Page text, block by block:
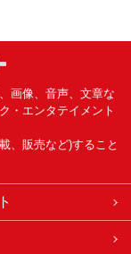
画像、音声、文章な
・エンタテイメント
、販売など)すること